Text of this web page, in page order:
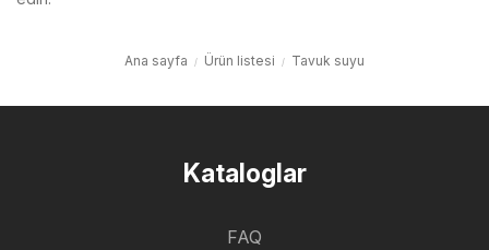
Ana sayfa Ürün listesi Tavuk suyu
Kataloglar
FAQ